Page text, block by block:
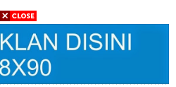
Laut Dipagar, Karena
Wilayah Indonesia Dengan
TERKAIT